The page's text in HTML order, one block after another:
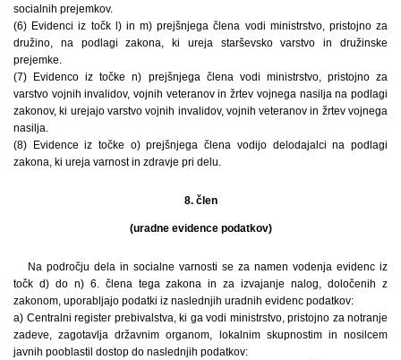
socialnih prejemkov.
(6) Evidenci iz točk l) in m) prejšnjega člena vodi ministrstvo, pristojno za
družino, na podlagi zakona, ki ureja starševsko varstvo in družinske
prejemke.
(7) Evidenco iz točke n) prejšnjega člena vodi ministrstvo, pristojno za
varstvo vojnih invalidov, vojnih veteranov in žrtev vojnega nasilja na podlagi
zakonov, ki urejajo varstvo vojnih invalidov, vojnih veteranov in žrtev vojnega
nasilja.
(8) Evidence iz točke o) prejšnjega člena vodijo delodajalci na podlagi
zakona, ki ureja varnost in zdravje pri delu.
8. člen
(uradne evidence podatkov)
Na področju dela in socialne varnosti se za namen vodenja evidenc iz
točk d) do n) 6. člena tega zakona in za izvajanje nalog, določenih z
zakonom, uporabljajo podatki iz naslednjih uradnih evidenc podatkov:
a) Centralni register prebivalstva, ki ga vodi ministrstvo, pristojno za notranje
zadeve, zagotavlja državnim organom, lokalnim skupnostim in nosilcem
javnih pooblastil dostop do naslednjih podatkov: